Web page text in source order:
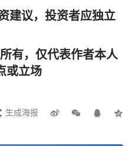
本身采用分布式账本技术，
具有去中心化、不可篡改、
性所带来的信息自由化思潮
这种完全去中心化的电子货
学属性；
建议，投资者应独立
有，仅代表作者本人
或立场
生成海报